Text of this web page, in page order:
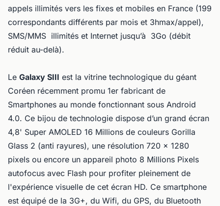
appels illimités vers les fixes et mobiles en France (199
correspondants différents par mois et 3hmax/appel),
SMS/MMS illimités et Internet jusqu’à 3Go (débit
réduit au-delà).
Le Galaxy SIII est la vitrine technologique du géant
Coréen récemment promu 1er fabricant de
Smartphones au monde fonctionnant sous Android
4.0. Ce bijou de technologie dispose d’un grand écran
4,8' Super AMOLED 16 Millions de couleurs Gorilla
Glass 2 (anti rayures), une résolution 720 x 1280
pixels ou encore un appareil photo 8 Millions Pixels
autofocus avec Flash pour profiter pleinement de
l'expérience visuelle de cet écran HD. Ce smartphone
est équipé de la 3G+, du Wifi, du GPS, du Bluetooth